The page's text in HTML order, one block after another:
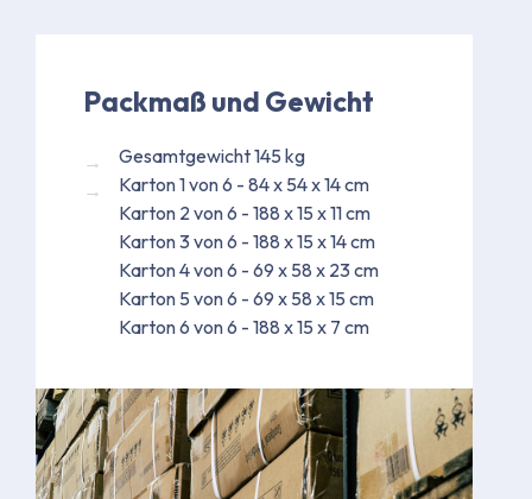
Packmaß und Gewicht
Gesamtgewicht 145 kg
Karton 1 von 6 - 84 x 54 x 14 cm
Karton 2 von 6 - 188 x 15 x 11 cm
Karton 3 von 6 - 188 x 15 x 14 cm
Karton 4 von 6 - 69 x 58 x 23 cm
Karton 5 von 6 - 69 x 58 x 15 cm
Karton 6 von 6 - 188 x 15 x 7 cm